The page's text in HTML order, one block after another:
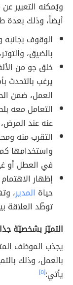
ويُمكنه التعبير
أيضاً، وذلك بعدة
الوقوف
بالضيق،
خلق جو من
يرغب بالتحدث
العمل، ضمن
التعامل معه
عنه عند
التقرب منه
واستخدامها
في العطل أو
إظهار
حياة المدير،
توطّد العلاقة
التميّز بشخصيّة
يجذب الموظف
بالعمل، وذلك
يأتي:[٥]